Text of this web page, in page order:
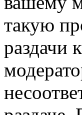
такую
раздачи